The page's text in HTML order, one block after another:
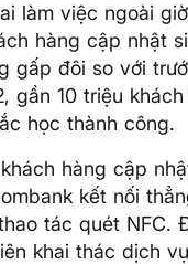
làm việc ngoài
hàng cập nhật
gấp đôi so với
gần 10 triệu
học thành công.
hàng cập
kết nối
tác quét NFC.
khai thác dịch